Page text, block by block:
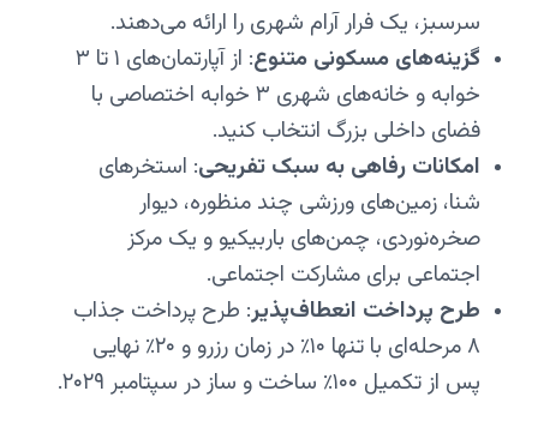
سرسبز، یک فرار آرام شهری را ارائه می‌دهند.
گزینه‌های مسکونی متنوع
: از آپارتمان‌های ۱ تا ۳
خوابه و خانه‌های شهری ۳ خوابه اختصاصی با
فضای داخلی بزرگ انتخاب کنید.
امکانات رفاهی به سبک تفریحی: استخرهای
شنا، زمین‌های ورزشی چند منظوره، دیوار
صخره‌نوردی، چمن‌های باربیکیو و یک مرکز
اجتماعی برای مشارکت اجتماعی.
طرح پرداخت انعطاف‌پذیر: طرح پرداخت جذاب
۸ مرحله‌ای با تنها ۱۰٪ در زمان رزرو و ۲۰٪ نهایی
پس از تکمیل ۱۰۰٪ ساخت و ساز در سپتامبر ۲۰۲۹.